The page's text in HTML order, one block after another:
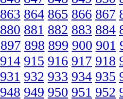
863 864 865 866 867
880 881 882 883 884
897 898 899 900 901
914 915 916 917 918
931 932 933 934 935
948 949 950 951 952